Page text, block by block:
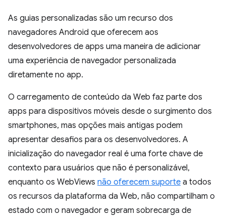
As guias personalizadas são um recurso dos
navegadores Android que oferecem aos
desenvolvedores de apps uma maneira de adicionar
uma experiência de navegador personalizada
diretamente no app.
O carregamento de conteúdo da Web faz parte dos
apps para dispositivos móveis desde o surgimento dos
smartphones, mas opções mais antigas podem
apresentar desafios para os desenvolvedores. A
inicialização do navegador real é uma forte chave de
contexto para usuários que não é personalizável,
enquanto os WebViews não oferecem suporte a todos
os recursos da plataforma da Web, não compartilham o
estado com o navegador e geram sobrecarga de